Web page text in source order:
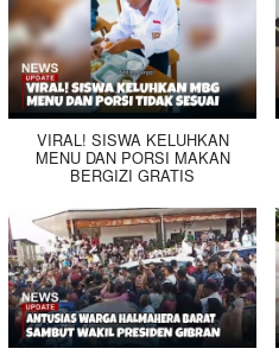
VIRAL! SISWA KELUHKAN
MENU DAN PORSI MAKAN
BERGIZI GRATIS